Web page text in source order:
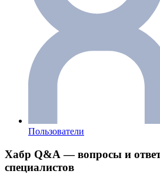
Пользователи
Хабр Q&A — вопросы и
специалистов